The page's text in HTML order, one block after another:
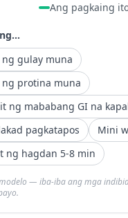
Ang pagkaing
gulay muna
ng protina muna
ng mababang GI na
pagkatapos
Mini
ng hagdan 5-8 min
— iba-iba ang mga